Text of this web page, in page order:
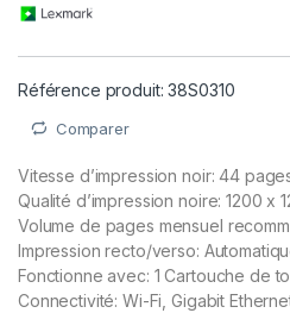
Référence produit: 38S0310
Comparer
Vitesse d’impression noir: 44
Qualité d’impression noire: 1200 x
Volume de pages mensuel
Impression recto/verso:
Fonctionne avec: 1 Cartouche de
Connectivité: Wi-Fi, Gigabit